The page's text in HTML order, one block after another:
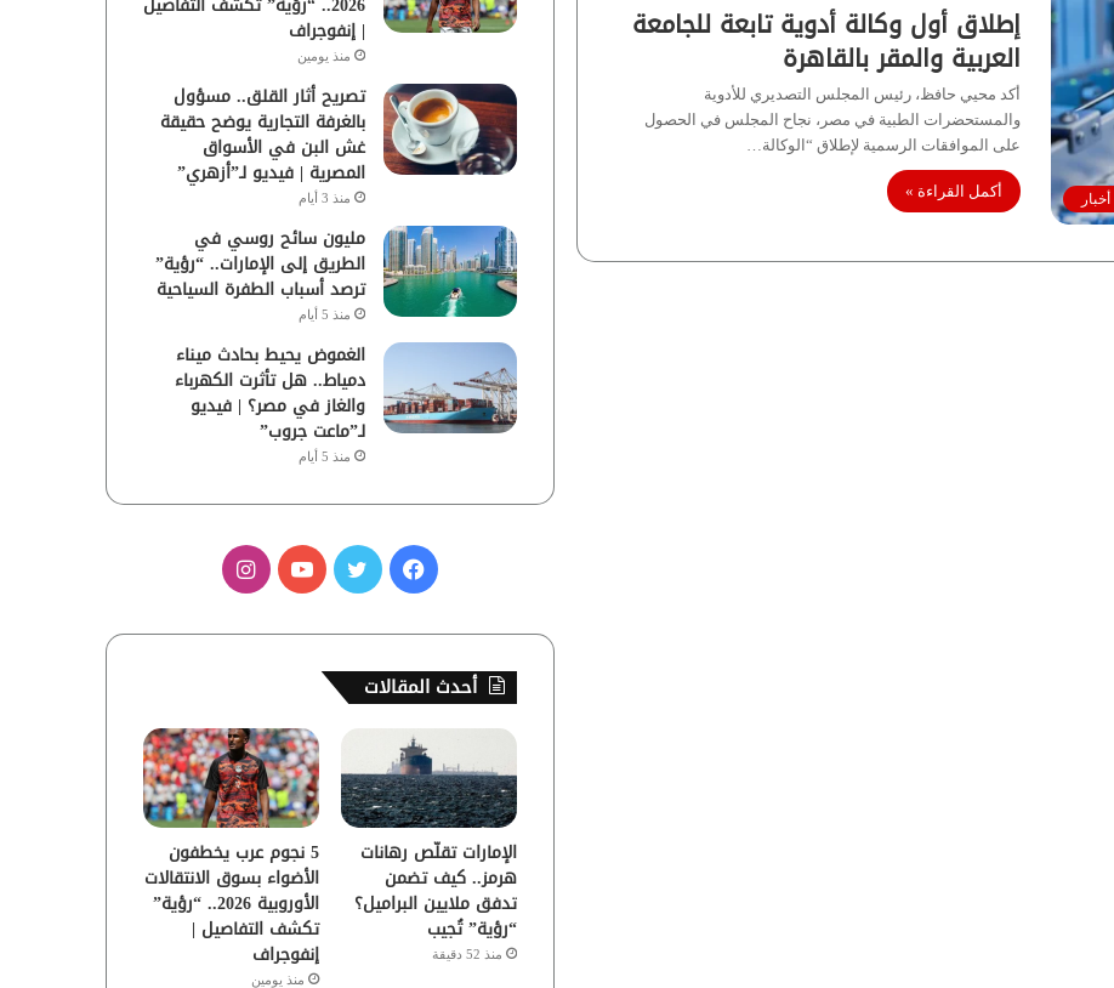
أخبار
إطلاق أول وكالة أدوية تابعة للجامعة
العربية والمقر بالقاهرة
أكد محيي حافظ، رئيس المجلس التصديري للأدوية
والمستحضرات الطبية في مصر، نجاح المجلس في الحصول
على الموافقات الرسمية لإطلاق “الوكالة…
أكمل القراءة »
| إنفوجراف
منذ يومين
تصريح أثار القلق.. مسؤول
بالغرفة التجارية يوضح حقيقة
غش البن في الأسواق
المصرية | فيديو لـ”أزهري”
منذ 3 أيام
مليون سائح روسي في
الطريق إلى الإمارات.. “رؤية”
ترصد أسباب الطفرة السياحية
منذ 5 أيام
الغموض يحيط بحادث ميناء
دمياط.. هل تأثرت الكهرباء
والغاز في مصر؟ | فيديو
لـ”ماعت جروب”
منذ 5 أيام
ف
س
و
ك
ي
و
ب
ا
ق
ر
ا
م
أحدث المقالات
الإمارات تقلّص رهانات
هرمز.. كيف تضمن
تدفق ملايين البراميل؟
“رؤية” تُجيب
منذ 52 دقيقة
5 نجوم عرب يخطفون
الأضواء بسوق الانتقالات
الأوروبية 2026.. “رؤية”
تكشف التفاصيل |
إنفوجراف
منذ يومين